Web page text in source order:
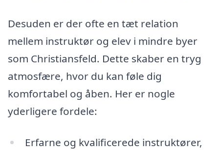
Desuden er der ofte en tæt relation
mellem instruktør og elev i mindre byer
som Christiansfeld. Dette skaber en tryg
atmosfære, hvor du kan føle dig
komfortabel og åben. Her er nogle
yderligere fordele:
Erfarne og kvalificerede instruktører,